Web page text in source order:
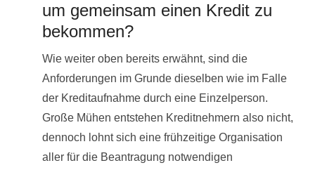
um gemeinsam einen Kredit zu
bekommen?
Wie weiter oben bereits erwähnt, sind die
Anforderungen im Grunde dieselben wie im Falle
der Kreditaufnahme durch eine Einzelperson.
Große Mühen entstehen Kreditnehmern also nicht,
dennoch lohnt sich eine frühzeitige Organisation
aller für die Beantragung notwendigen